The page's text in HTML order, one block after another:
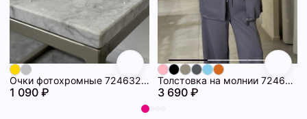
Очки фотохромные 72463294\448
1 090 ₽
Толстовка на молнии 72463280\1008
3 690 ₽